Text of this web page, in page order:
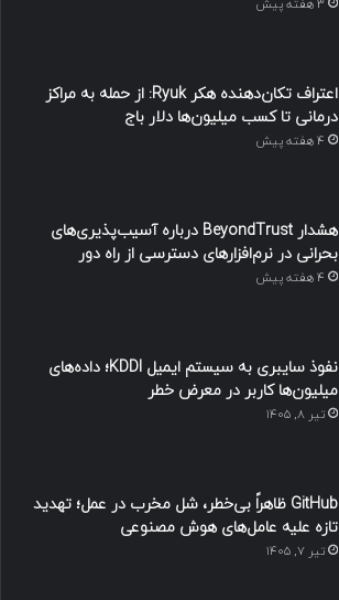
3 هفته پیش
اعتراف تکان‌دهنده هکر Ryuk: از حمله به مراکز
درمانی تا کسب میلیون‌ها دلار باج
4 هفته پیش
هشدار BeyondTrust درباره آسیب‌پذیری‌های
بحرانی در نرم‌افزارهای دسترسی از راه دور
4 هفته پیش
نفوذ سایبری به سیستم ایمیل KDDI؛ داده‌های
میلیون‌ها کاربر در معرض خطر
تیر ۸, ۱۴۰۵
GitHub ظاهراً بی‌خطر، شل مخرب در عمل؛ تهدید
تازه علیه عامل‌های هوش مصنوعی
تیر ۷, ۱۴۰۵